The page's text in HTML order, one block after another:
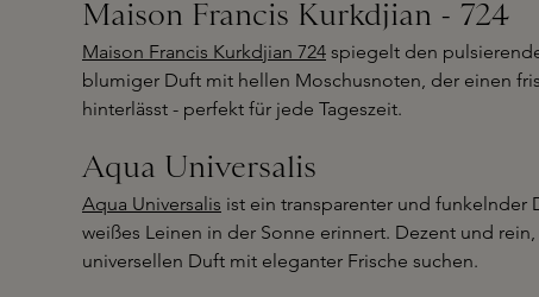
Maison Francis Kurkdjian - 724
Maison Francis Kurkdjian 724 spiegelt den
blumiger Duft mit hellen Moschusnoten, der einen
hinterlässt - perfekt für jede Tageszeit.
Aqua Universalis
Aqua Universalis ist ein transparenter und funkelnder
weißes Leinen in der Sonne erinnert. Dezent und
universellen Duft mit eleganter Frische suchen.